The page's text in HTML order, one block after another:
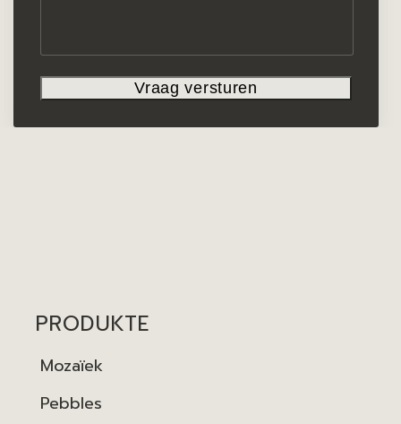
PRODUKTE
Mozaïek
Pebbles